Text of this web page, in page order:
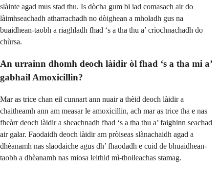
slàinte agad mus stad thu. Is dòcha gum bi iad comasach air do
làimhseachadh atharrachadh no dòighean a mholadh gus na
buaidhean-taobh a riaghladh fhad ‘s a tha thu a’ crìochnachadh do
chùrsa.
An urrainn dhomh deoch làidir òl fhad ‘s a tha mi a’
gabhail Amoxicillin?
Mar as trice chan eil cunnart ann nuair a thèid deoch làidir a
chaitheamh ann am measar le amoxicillin, ach mar as trice tha e nas
fheàrr deoch làidir a sheachnadh fhad ‘s a tha thu a’ faighinn seachad
air galar. Faodaidh deoch làidir am pròiseas slànachaidh agad a
dhèanamh nas slaodaiche agus dh’ fhaodadh e cuid de bhuaidhean-
taobh a dhèanamh nas miosa leithid mì-thoileachas stamag.